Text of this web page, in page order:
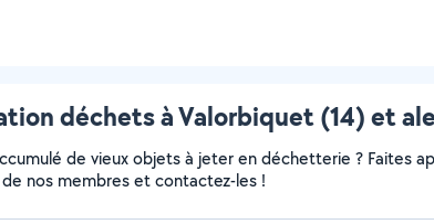
déchets à Valorbiquet (14) et
de vieux objets à jeter en déchetterie ? Faites
nos membres et contactez-les !